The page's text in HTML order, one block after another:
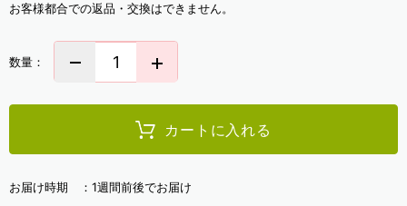
お客様都合での返品・交換はできません。
数量：
カートに入れる
お届け時期 ： 1週間前後でお届け